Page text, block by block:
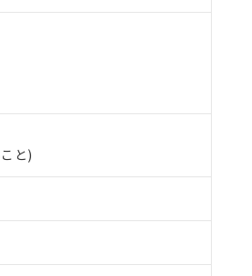
と)
えご利用ください。
は、本サービスの対象外となる商品も
は、記載している更新日時点での社内
際の在庫および標準価格とは異なる場
お客様のお取引先、またはお客様担当
社の事前の承諾なく第三者に漏洩また
ていたものが、含有品と判明した場合
1000ppm以下、フタル酸ブチルベンジル（
ル (DIBP) 1000ppm以下
する適用除外項目は除く。
える意図的な使用がないことを確認しています。
定月が前後することがあります。
の基準値以下であることを示します。
の基準値を超えていることを示します
ドミウム) : 100ppm、
フェニル類) : 1000ppm、 PBDEs(ポリ臭化ジフェ
ル酸ジイソブチル) : 1000ppm、 BBP(フタル酸ブチ
、完全に破砕するなど、違法に輸出さ
イル、化学兵器、生物兵器またはその
する場合は、上記1、2および3の内容
り
ついては、お客様のお取引先、またはお